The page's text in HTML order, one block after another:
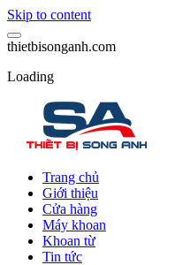
Skip to content
thietbisonganh.com
Loading
Trang chủ
Giới thiệu
Cửa hàng
Máy khoan
Khoan từ
Tin tức